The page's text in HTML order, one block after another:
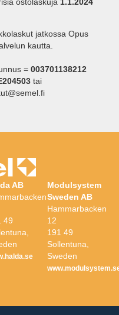
ostolaskuja 1.1.2024
jatkossa Opus
kautta.
= 003701138212
tai
AB
49
Modulsystem
Sweden AB
Hammarbacken
12
191 49
Sollentuna,
Sweden